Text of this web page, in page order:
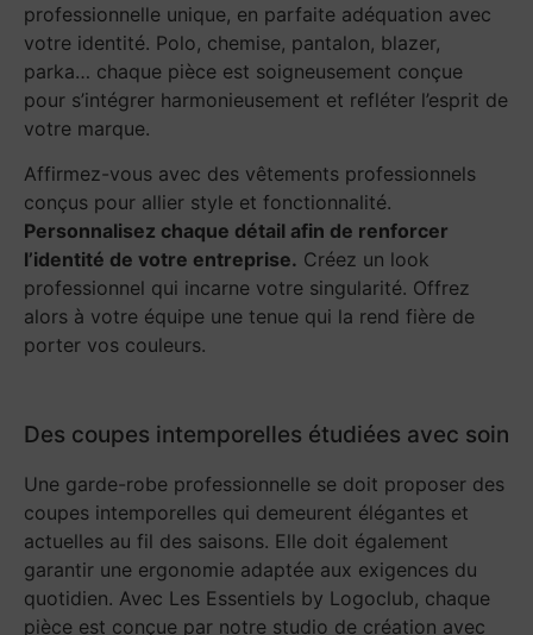
professionnelle unique, en parfaite adéquation avec
votre identité. Polo, chemise, pantalon, blazer,
parka… chaque pièce est soigneusement conçue
pour s’intégrer harmonieusement et refléter l’esprit de
votre marque.
Affirmez-vous avec des vêtements professionnels
conçus pour allier style et fonctionnalité.
Personnalisez chaque détail afin de renforcer
l’identité de votre entreprise. Créez un look
professionnel qui incarne votre singularité. Offrez
alors à votre équipe une tenue qui la rend fière de
porter vos couleurs.
Des coupes intemporelles étudiées avec soin
Une garde-robe professionnelle se doit proposer des
coupes intemporelles qui demeurent élégantes et
actuelles au fil des saisons. Elle doit également
garantir une ergonomie adaptée aux exigences du
quotidien. Avec Les Essentiels by Logoclub, chaque
pièce est conçue par notre studio de création avec